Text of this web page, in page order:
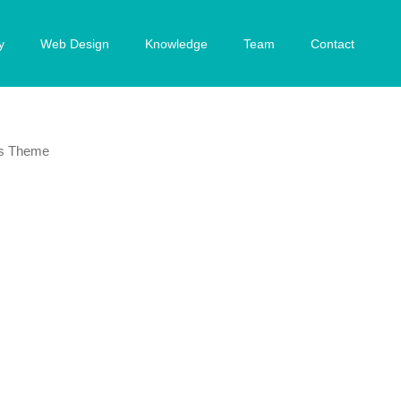
Web Design Knowledge Team Contact